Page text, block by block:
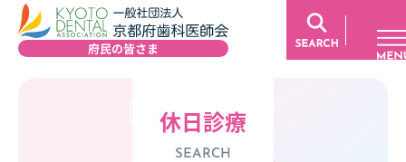
休日診療
SEARCH